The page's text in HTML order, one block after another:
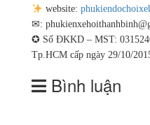
website:
✉:
✪ Số ĐKKD – MST:
Tp.HCM cấp ngày 29/10/
Bình luận